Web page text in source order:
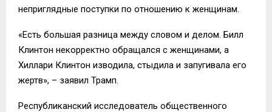
неприглядные поступки по отношению к женщинам.
«Есть большая разница между словом и делом. Билл
Клинтон некорректно обращался с женщинами, а
Хиллари Клинтон изводила, стыдила и запугивала его
жертв», – заявил Трамп.
Республиканский исследователь общественного